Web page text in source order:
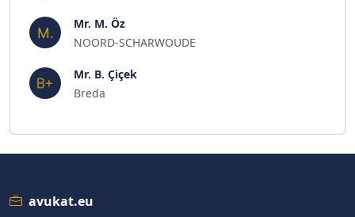
Mr. M. Öz
NOORD-SCHARWOUDE
Mr. B. Çiçek
Breda
avukat.eu